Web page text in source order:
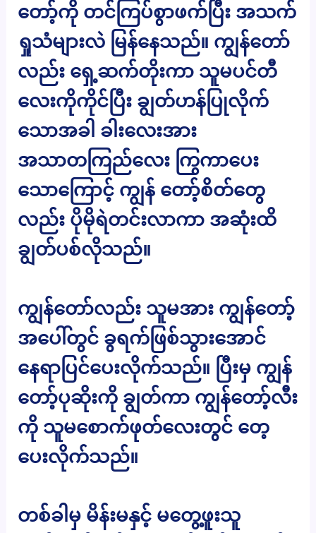
တော့်ကို တင်ကြပ်စွာဖက်ပြီး အသက်
ရှုသံများလဲ မြန်နေသည်။ ကျွန်တော်
လည်း ရှေ့ဆက်တိုးကာ သူမပင်တီ
လေးကိုကိုင်ပြီး ချွတ်ဟန်ပြုလိုက်
သောအခါ ခါးလေးအား
အသာတကြည်လေး ကြွကာပေး
သောကြောင့် ကျွန် တော့်စိတ်တွေ
လည်း ပိုမိုရဲတင်းလာကာ အဆုံးထိ
ချွတ်ပစ်လိုသည်။
ကျွန်တော်လည်း သူမအား ကျွန်တော့်
အပေါ်တွင် ခွရက်ဖြစ်သွားအောင်
နေရာပြင်ပေးလိုက်သည်။ ပြီးမှ ကျွန်
တော့်ပုဆိုးကို ချွတ်ကာ ကျွန်တော့်လီး
ကို သူမစောက်ဖုတ်လေးတွင် တေ့
ပေးလိုက်သည်။
တစ်ခါမှ မိန်းမနှင့် မတွေ့ဖူးသူ